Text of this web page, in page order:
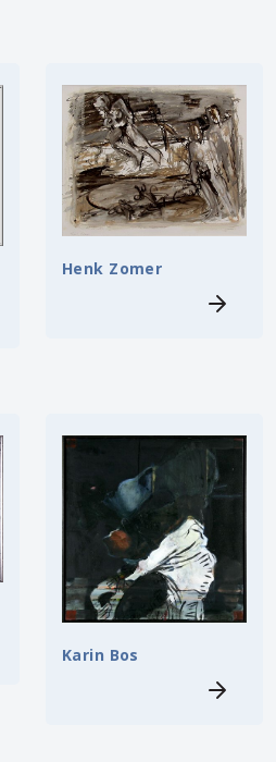
Henk Zomer
Karin Bos